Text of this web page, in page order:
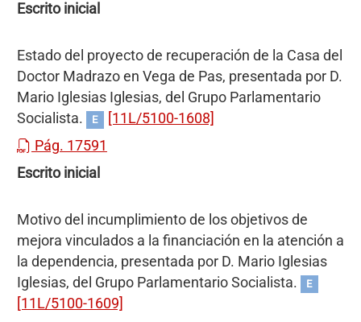
Escrito inicial
Estado del proyecto de recuperación de la Casa del
Doctor Madrazo en Vega de Pas, presentada por D.
Mario Iglesias Iglesias, del Grupo Parlamentario
Socialista.
E
[11L/5100-1608]
Pág. 17591
Escrito inicial
Motivo del incumplimiento de los objetivos de
mejora vinculados a la financiación en la atención a
la dependencia, presentada por D. Mario Iglesias
Iglesias, del Grupo Parlamentario Socialista.
E
[11L/5100-1609]